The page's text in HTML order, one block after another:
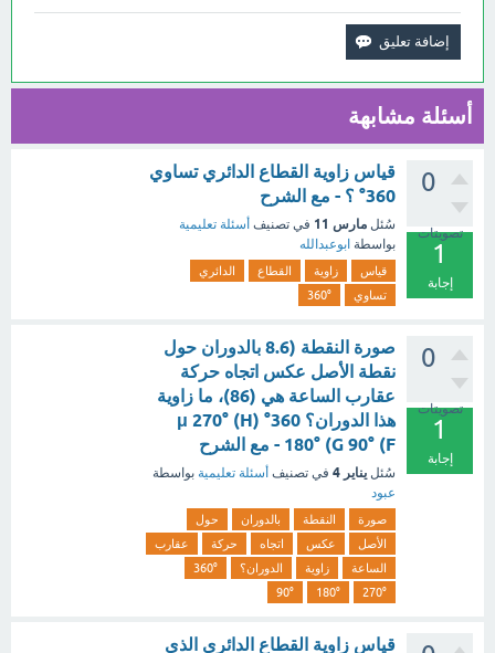
أسئلة مشابهة
0
تصويتات
1
إجابة
قياس زاوية القطاع الدائري تساوي
360° ؟ - مع الشرح
سُئل مارس 11 في تصنيف أسئلة تعليمية
بواسطة ابوعبدالله
قياس زاوية القطاع
الدائري
تساوي
360°
0
تصويتات
1
إجابة
صورة النقطة (8.6 بالدوران حول
نقطة الأصل عكس اتجاه حركة
عقارب الساعة هي (86)، ما زاوية
هذا الدوران؟ 360° (μ 270° (H
180° (G 90° (F - مع الشرح
سُئل يناير 4 في تصنيف أسئلة تعليمية بواسطة
عبود
صورة النقطة بالدوران
حول
الأصل
عكس اتجاه حركة
عقارب
الساعة
زاوية الدوران؟
360°
270°
180°
90°
قياس زاوية القطاع الدائري الذي